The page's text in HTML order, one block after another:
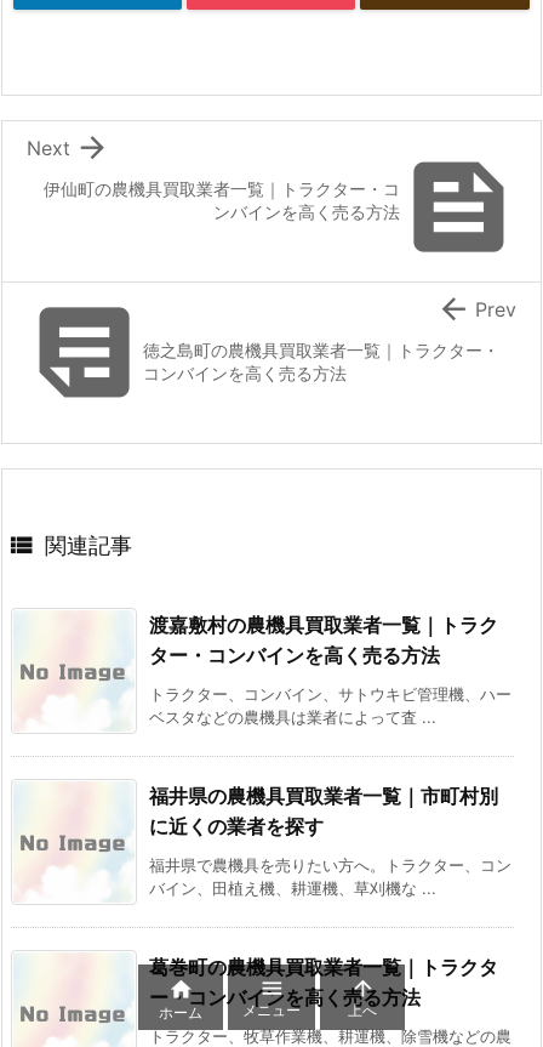

伊仙町の農機具買取業者一覧｜トラクター・コ
ンバインを高く売る方法

Next
徳之島町の農機具買取業者一覧｜トラクター・
コンバインを高く売る方法
 Prev
 関連記事
渡嘉敷村の農機具買取業者一覧｜トラク
ター・コンバインを高く売る方法
トラクター、コンバイン、サトウキビ管理機、ハー
ベスタなどの農機具は業者によって査 ...
福井県の農機具買取業者一覧｜市町村別
に近くの業者を探す
福井県で農機具を売りたい方へ。トラクター、コン
バイン、田植え機、耕運機、草刈機な ...
葛巻町の農機具買取業者一覧｜トラクタ
ー・コンバインを高く売る方法
トラクター、牧草作業機、耕運機、除雪機などの農

ホーム

メニュー

上へ